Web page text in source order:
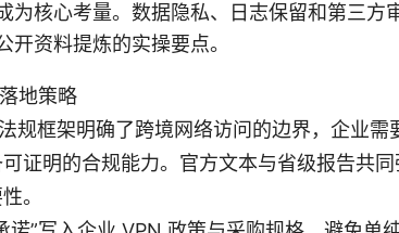
为核心考量。数据隐私、日志保留和第三方
资料提炼的实操要点。
地策略
规框架明确了跨境网络访问的边界，企业需
证明的合规能力。官方文本与省级报告共
。